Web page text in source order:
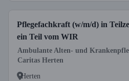
Pflegefachkraft (w/m/d) in
ein Teil vom WIR
Ambulante Alten- und
Caritas Herten
Herten